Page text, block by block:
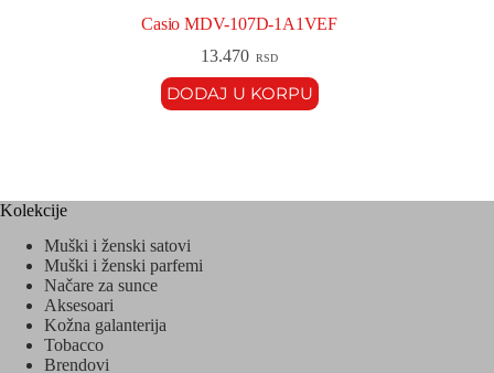
Casio MDV-107D-1A1VEF
13.470 RSD
DODAJ U KORPU
Kolekcije
Muški i ženski satovi
Muški i ženski parfemi
Načare za sunce
Aksesoari
Kožna galanterija
Tobacco
Brendovi